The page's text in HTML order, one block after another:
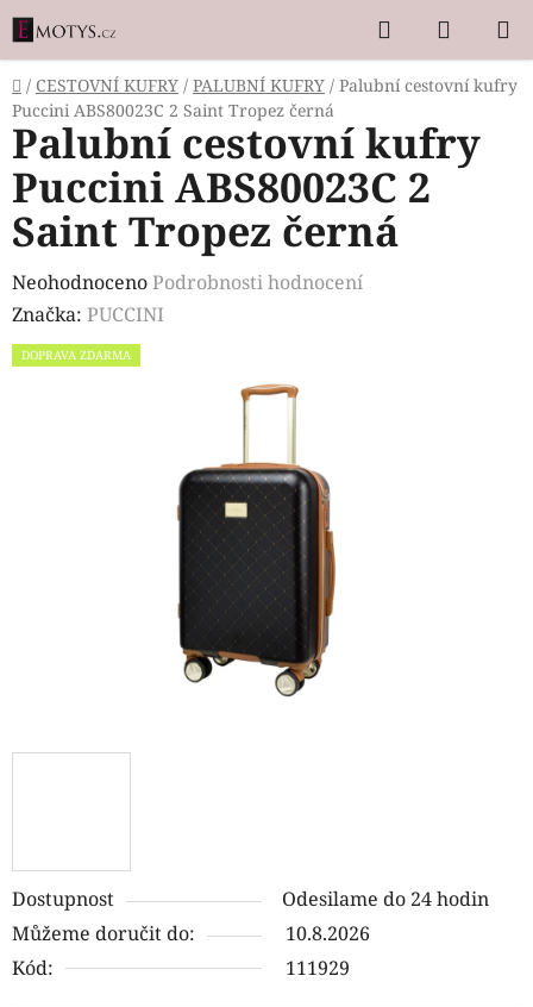
Přejít
na
obsah
Hledat
KOŠÍK
Domů
/ CESTOVNÍ KUFRY / PALUBNÍ KUFRY / Palubní cestovní kufry
Puccini ABS80023C 2 Saint Tropez černá
Dostupnost
Odesilame do 24 hodin
Můžeme doručit do:
10.8.2026
Kód:
111929
Palubní cestovní kufry
Puccini ABS80023C 2
Saint Tropez černá
Průměrné
hodnocení
produktu
NeohodnocenoPodrobnosti hodnocení
Značka: PUCCINI
DOPRAVA ZDARMA